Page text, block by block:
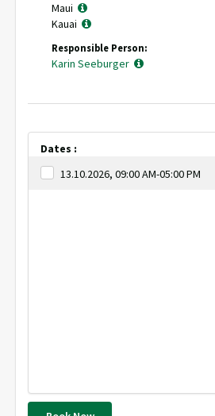
Maui
Kauai
Responsible Person:
Karin Seeburger
Dates :
13.10.2026, 09:00 AM-05:00 PM